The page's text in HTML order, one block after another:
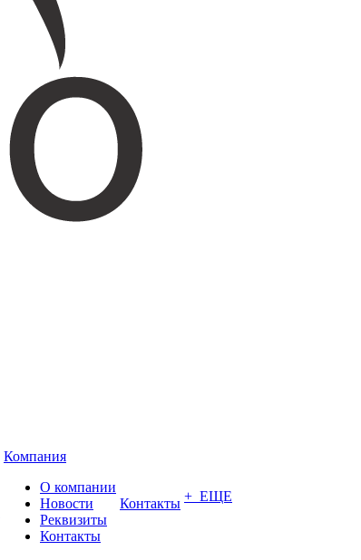
Компания
О компании
Новости
Реквизиты
Контакты
Контакты + ЕЩЕ